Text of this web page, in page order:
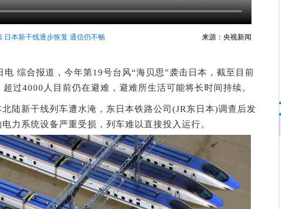
日本新干线逐步恢复 通信仍不畅 来源：央视新闻
电 综合报道，今年第19号台风“海贝思”袭击日本，截至目前
过4000人目前仍在避难，避难所生活可能将长时间持续。
新干线列车遭水淹，东日本铁路公司(JR东日本)调查后发
力系统设备严重受损，列车难以直接投入运行。